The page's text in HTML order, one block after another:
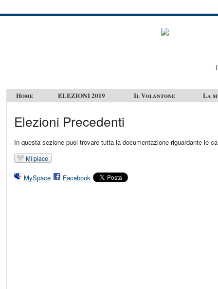
Home ELEZIONI 2019 Il Volantone La
Elezioni Precedenti
In questa sezione puoi trovare tutta la documentazione riguardante le
Mi piace
MySpace Facebook